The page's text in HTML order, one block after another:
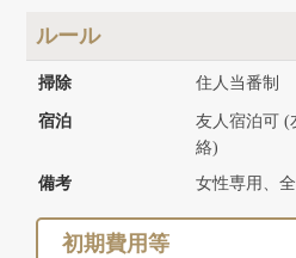
ルール
掃除 住人当番制
宿泊
友人宿泊可 (
絡)
備考
女性専用、
初期費用等